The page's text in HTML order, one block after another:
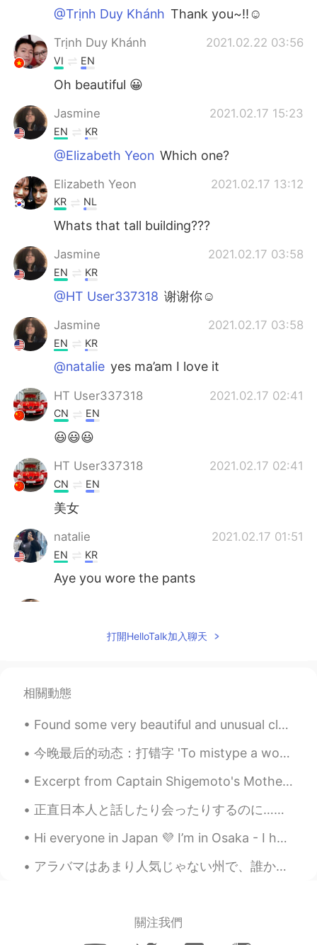
@Trịnh Duy Khánh Thank you~!!☺️
Trịnh Duy Khánh 2021.02.22 03:56
VI EN
Oh beautiful 😀
Jasmine 2021.02.17 15:23
EN KR
@Elizabeth Yeon Which one?
Elizabeth Yeon 2021.02.17 13:12
KR NL
Whats that tall building???
Jasmine 2021.02.17 03:58
EN KR
@HT User337318 谢谢你☺️
Jasmine 2021.02.17 03:58
EN KR
@natalie yes ma’am I love it
HT User337318 2021.02.17 02:41
CN EN
😃😃😃
HT User337318 2021.02.17 02:41
CN EN
美女
natalie 2021.02.17 01:51
EN KR
Aye you wore the pants
CN
Concrete jungle where dreams are made
of
Jasmine 2021.02.17 01:19
EN KR
@HOBOhopefully it gets warmer by then
because it’s wayyy too cold outside
Jasmine
EN KR
打開HelloTalk加入聊天
相關動態
Found some very beautiful and unusual cloud formations over Japan’s Sacred Mount Fuji. These phot...
今晚最后的动态：打错字 'To mistype a word' Oh, sorry, I mistyped! Thanks everyone! Have a good night's sl...
Excerpt from Captain Shigemoto's Mother by Jun'ichirō Tanizaki. I should never have given her up...
正直日本人と話したり会ったりするのに…飽きたというか、そこによる疲れが溜まってきました。長続きしたいことがほとんとですし、話さなくなったら"やっぱり表層的な関係しか築けることが出来ない"と絶望し...
Hi everyone in Japan 💜 I’m in Osaka - I have lived here for 7 months now 🥳 I was wondering, how ...
アラバマはあまり人気じゃない州で、誰かは私に「アラバマにはなにがありますか？」を聞いる時、いつも「あまりがない」を答えてます。それは嘘です。実は、私はただ知りません。😂😅ここに住んでいても。 だ...
關注我們